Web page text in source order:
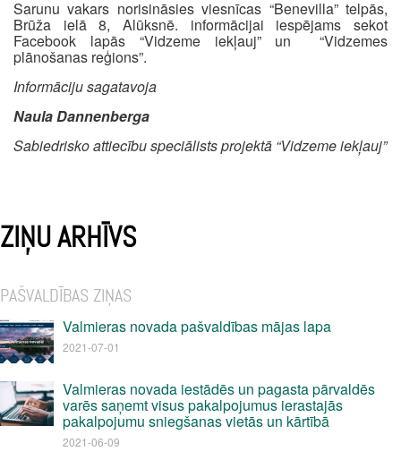
Sarunu vakars norisināsies viesnīcas “Benevilla” telpās,
Brūža ielā 8, Alūksnē. informācijai iespējams sekot
Facebook lapās “Vidzeme iekļauj” un “Vidzemes
plānošanas reģions”.
Informāciju sagatavoja
Naula Dannenberga
Sabiedrisko attiecību speciālists projektā “Vidzeme iekļauj”
ZIŅU ARHĪVS
PAŠVALDĪBAS ZIŅAS
Valmieras novada pašvaldības mājas lapa
2021-07-01
Valmieras novada iestādēs un pagasta pārvaldēs
varēs saņemt visus pakalpojumus ierastajās
pakalpojumu sniegšanas vietās un kārtībā
2021-06-09